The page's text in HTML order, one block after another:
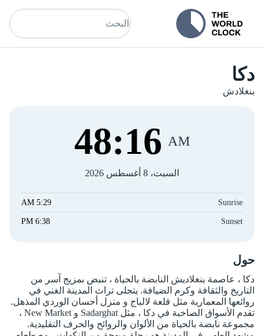
دكا
بنغلادش
48:16 AM
السبت، 8 أغسطس 2026
Sunrise
5:29 AM
Sunset
6:38 PM
حول
دكا ، عاصمة بنغلاديش النابضة بالحياة ، تنبض بمزيج آسر من
التاريخ والثقافة وكرم الضيافة. يتجلى تراث المدينة الغني في
روائعها المعمارية مثل قلعة لالباج و منزل أحسان الوردي المذهل.
تقدم الأسواق الصاخبة في دكا ، مثل Sadarghat و New Market ،
مجموعة نابضة بالحياة من الألوان والروائح والحرف التقليدية.